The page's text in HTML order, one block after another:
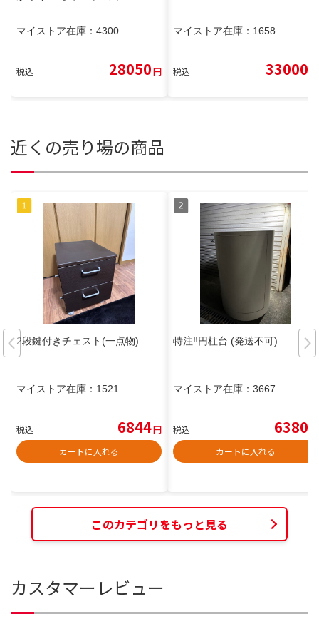
マイストア在庫： 4300
税込 28050円
マイストア在庫： 1658
税込 33000
近くの売り場の商品
2段鍵付きチェスト(一点物)
マイストア在庫： 1521
税込 6844円
カートに入れる
特注‼️円柱台 (発送不可)
マイストア在庫： 3667
税込 6380
カートに入れる
このカテゴリをもっと見る
カスタマーレビュー